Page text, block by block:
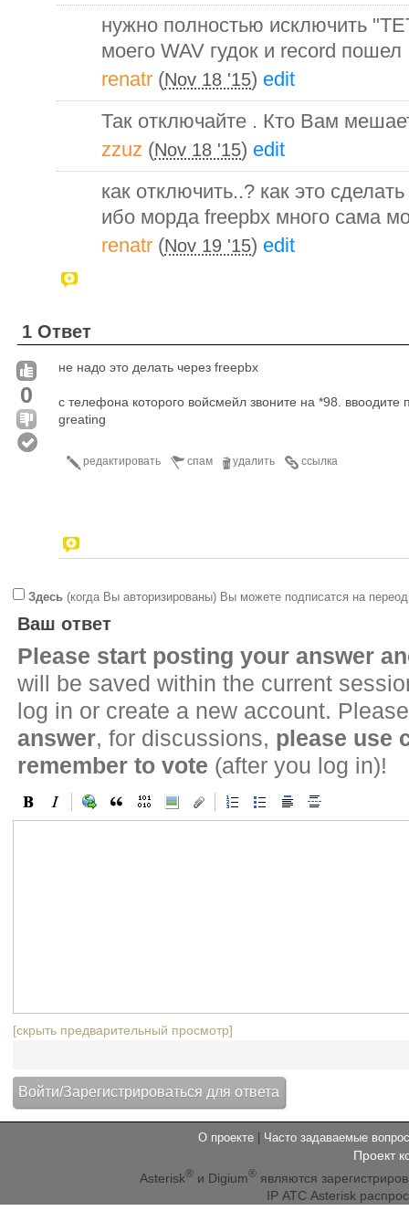
нужно полностью исключить
моего WAV гудок и record пошел
renatr (Nov 18 '15) edit
Так отключайте . Кто Вам
zzuz (Nov 18 '15) edit
как отключить..? как это
ибо морда freepbx много сама
renatr (Nov 19 '15) edit
1 Ответ
0
не надо это делать через freepbx
с телефона которого войсмейл звоните на *98.
greating
ссылка
удалить
спам
редактировать
Здесь (когда Вы авторизированы) Вы можете подписатся на
Ваш ответ
Please start posting your answer
will be saved within the current
log in or create a new account.
answer, for discussions, please use
remember to vote (after you log in)!
[скрыть предварительный просмотр]
О проекте Часто задаваемые
Проект
Asterisk® и Digium® являются
IP АТС Asterisk